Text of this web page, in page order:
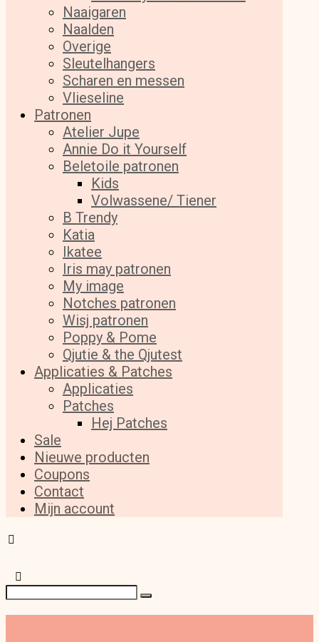
Naaigaren
Naalden
Overige
Sleutelhangers
Scharen en messen
Vlieseline
Patronen
Atelier Jupe
Annie Do it Yourself
Beletoile patronen
Kids
Volwassene/ Tiener
B Trendy
Katia
Ikatee
Iris may patronen
My image
Notches patronen
Wisj patronen
Poppy & Pome
Qjutie & the Qjutest
Applicaties & Patches
Applicaties
Patches
Hej Patches
Sale
Nieuwe producten
Coupons
Contact
Mijn account